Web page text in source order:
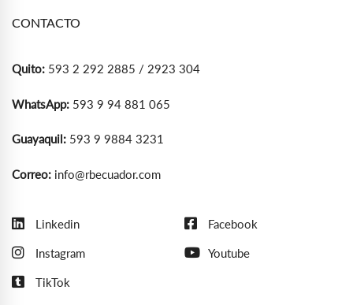
CONTACTO
Quito: 593 2 292 2885 / 2923 304
WhatsApp: 593 9 94 881 065
Guayaquil: 593 9 9884 3231
Correo: info@rbecuador.com
Linkedin Facebook
Instagram Youtube
TikTok